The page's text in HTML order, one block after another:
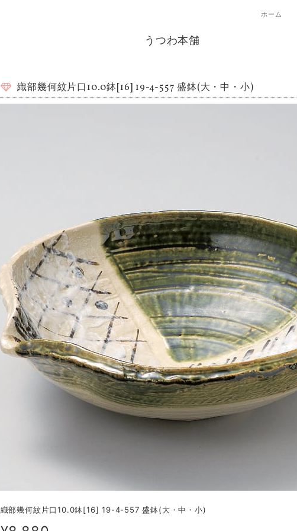
ホーム
うつわ本舗
織部幾何紋片口10.0鉢[16] 19-4-557 盛鉢(大・中・小)
織部幾何紋片口10.0鉢[16] 19-4-557 盛鉢(大・中・小)